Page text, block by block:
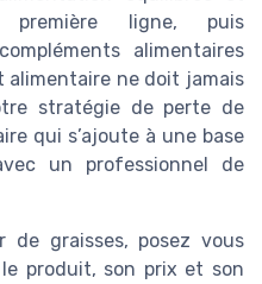
première ligne, puis
alimentaires
alimentaire ne doit jamais
stratégie de perte de
qui s’ajoute à une base
un professionnel de
de graisses, posez vous
produit, son prix et son